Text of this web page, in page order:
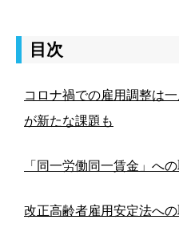
目次
コロナ禍での雇用調整は
が新たな課題も
「同一労働同一賃金」へ
改正高齢者雇用安定法へ